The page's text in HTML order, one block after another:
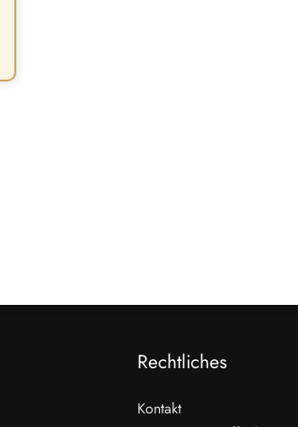
Rechtliches
Kontakt